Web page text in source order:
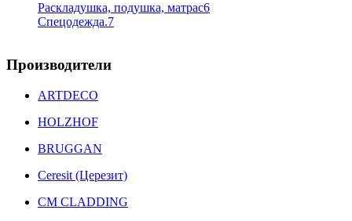
Раскладушка, подушка, матрас6
Спецодежда.7
Производители
ARTDECO
HOLZHOF
BRUGGAN
Ceresit (Церезит)
CM CLADDING